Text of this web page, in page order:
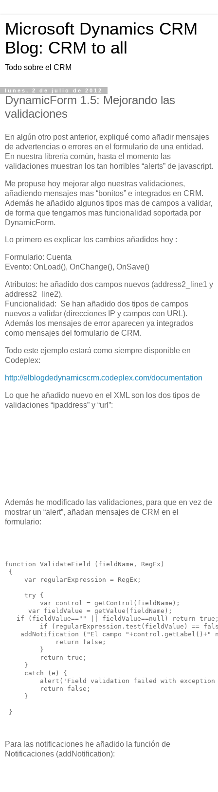
Microsoft Dynamics CRM
Blog: CRM to all
Todo sobre el CRM
lunes, 2 de julio de 2012
DynamicForm 1.5: Mejorando las
validaciones
En algún otro post anterior, expliqué como añadir mensajes
de advertencias o errores en el formulario de una entidad.
En nuestra librería común, hasta el momento las
validaciones muestran los tan horribles “alerts” de javascript.
Me propuse hoy mejorar algo nuestras validaciones,
añadiendo mensajes mas “bonitos” e integrados en CRM.
Además he añadido algunos tipos mas de campos a validar,
de forma que tengamos mas funcionalidad soportada por
DynamicForm.
Lo primero es explicar los cambios añadidos hoy :
Formulario: Cuenta
Evento: OnLoad(), OnChange(), OnSave()
Atributos: he añadido dos campos nuevos (address2_line1 y
address2_line2).
Funcionalidad: Se han añadido dos tipos de campos
nuevos a validar (direcciones IP y campos con URL).
Además los mensajes de error aparecen ya integrados
como mensajes del formulario de CRM.
Todo este ejemplo estará como siempre disponible en
Codeplex:
http://elblogdedynamicscrm.codeplex.com/documentation
Lo que he añadido nuevo en el XML son los dos tipos de
validaciones “ipaddress” y “url”:
Además he modificado las validaciones, para que en vez de
mostrar un “alert”, añadan mensajes de CRM en el
formulario:
function ValidateField (fieldName, RegEx)
{
     var regularExpression = RegEx;
     try {
         var control = getControl(fieldName);
      var fieldValue = getValue(fieldName);
if (fieldValue=="" || fieldValue==null) return
if (regularExpression.test(fieldValue) ==
addNotification ("El campo "+control.getLabel()+"
             return false;
         }
         return true;
     }
     catch (e) {
alert('Field validation failed with exception
         return false;
     }
Para las notificaciones he añadido la función de
Notificaciones (addNotification):